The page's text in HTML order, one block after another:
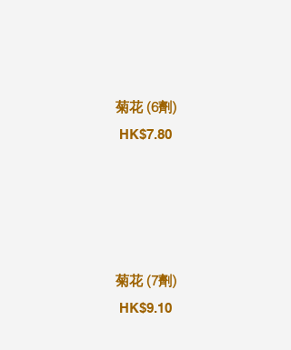
菊花 (6劑)
HK$7.80
菊花 (7劑)
HK$9.10